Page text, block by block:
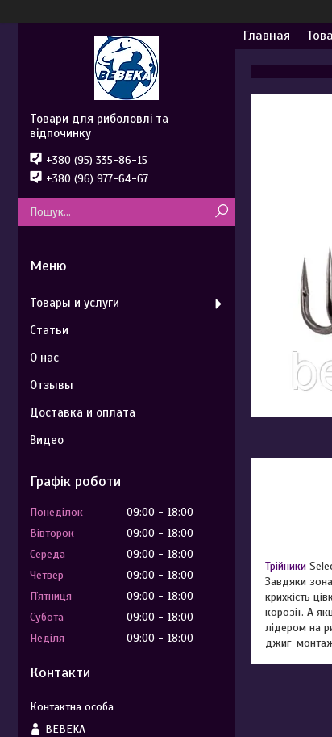
Главная
Трійники
Завдяки
крихкість
корозії. А
лідером на
джиг-
Товари для риболовлі та
відпочинку
+380 (95) 335-86-15
+380 (96) 977-64-67
Товары и услуги
Статьи
О нас
Отзывы
Доставка и оплата
Видео
Графік роботи
Понеділок 09:00
18:00
Вівторок
09:00
18:00
Середа
09:00
18:00
Четвер
09:00
18:00
Пʼятниця
09:00
18:00
Субота
09:00
18:00
Неділя
09:00 18:00
Контакти
BEBEKA